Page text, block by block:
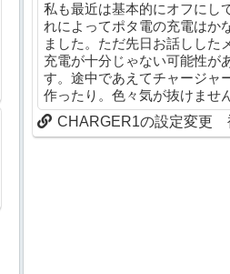
私も最近は基本的にオフにし
れによってポタ電の充電はか
ました。ただ先日お話しした
充電が十分じゃない可能性が
す。途中であえてチャージャ
作ったり。色々気が抜けません
CHARGER1の設定変更